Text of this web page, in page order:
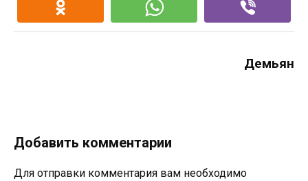
Демьян
Добавить комментарии
Для отправки комментария вам необходимо